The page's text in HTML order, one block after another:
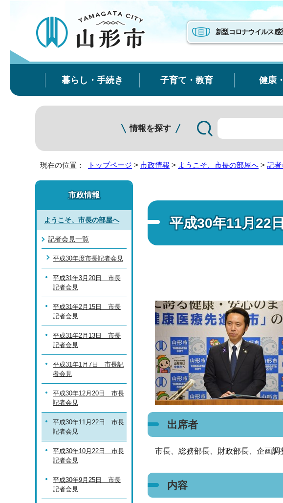
新型コロナウイルス感
暮らし・手続き 子育て・教育 健康
情報を探す
現在の位置： トップページ > 市政情報 > ようこそ、市長の部屋へ > 記
平成30年11月22
出席者
市長、総務部長、財政部長、企画
内容
市政情報
ようこそ、市長の部屋へ
記者会見一覧
平成30年度市長記者会見
平成31年3月20日 市長
記者会見
平成31年2月15日 市長
記者会見
平成31年2月13日 市長
記者会見
平成31年1月7日 市長記
者会見
平成30年12月20日 市長
記者会見
平成30年11月22日 市長
記者会見
平成30年10月22日 市長
記者会見
平成30年9月25日 市長
記者会見